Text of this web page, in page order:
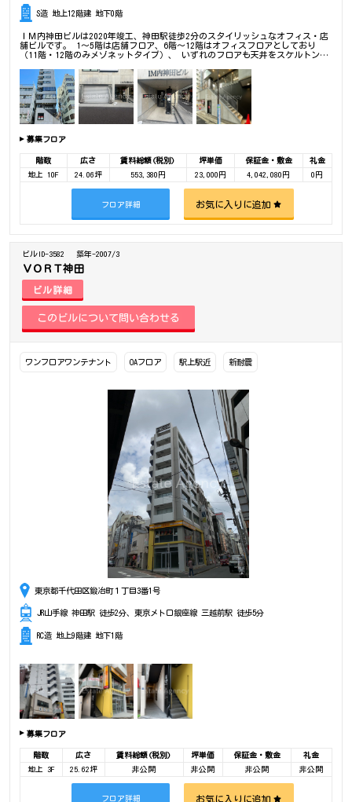
S造 地上12階建 地下0階
ＩＭ内神田ビルは2020年竣工、神田駅徒歩2分のスタイリッシュなオフィス・店
舗ビルです。 1～5階は店舗フロア、6階～12階はオフィスフロアとしており
（11階・12階のみメゾネットタイプ）、 いずれのフロアも天井をスケルトン化
面採光のため室内は明るく感じられます。
募集フロア
階数 広さ 賃料総額(税別) 坪単価 保証金・敷金
礼金
地上 10F
24.06坪 553,380円 23,000円 4,042,080円 0円
フロア詳細 お気に入りに追加
ビルID-3582 築年-2007/3
ＶＯＲＴ神田
ビル詳細
ワンフロアワンテナント OAフロア 駅上駅近 新耐震
東京都千代田区鍛冶町１丁目3番1号
JR山手線 神田駅 徒歩2分、東京メトロ銀座線 三越前駅 徒歩5分
RC造 地上9階建 地下1階
募集フロア
階数 広さ 賃料総額(税別) 坪単価 保証金・敷金
礼金
地上 3F
25.62坪 非公開 非公開 非公開 非公開
フロア詳細 お気に入りに追加